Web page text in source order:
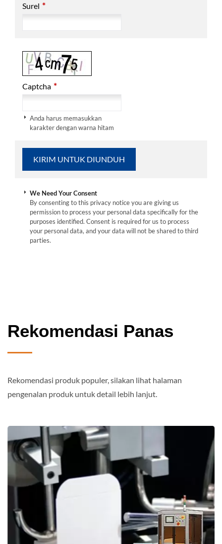
Surel *
Captcha *
Anda harus memasukkan
karakter dengan warna hitam
We Need Your Consent
By consenting to this privacy notice you are giving us
permission to process your personal data specifically for the
purposes identified. Consent is required for us to process
your personal data, and your data will not be shared to third
parties.
Rekomendasi Panas
Rekomendasi produk populer, silakan lihat halaman
pengenalan produk untuk detail lebih lanjut.